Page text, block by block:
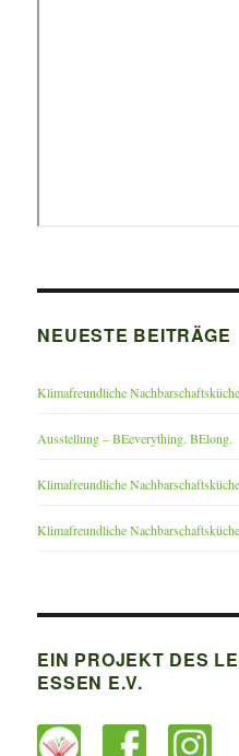
NEUESTE BEITRÄGE
Klimafreundliche
Ausstellung – BEeverything. BElong.
Klimafreundliche
Klimafreundliche
EIN PROJEKT DES
ESSEN E.V.